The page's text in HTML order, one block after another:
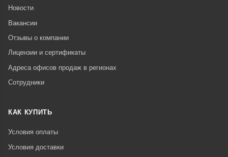
Новости
Вакансии
Отзывы о компании
Лицензии и сертификаты
Адреса офисов продаж в регионах
Сотрудники
КАК КУПИТЬ
Условия оплаты
Условия доставки